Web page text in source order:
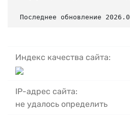
Последнее обновление
Индекс качества сайта:
IP-адрес сайта:
не удалось определить